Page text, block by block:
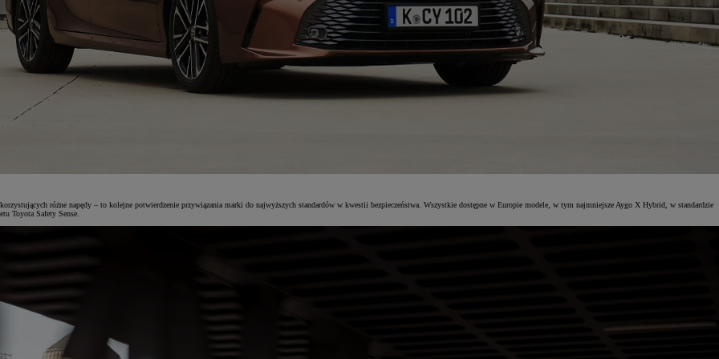
różne napędy – to kolejne potwierdzenie przywiązania marki do najwyższych standardów w kwestii bezpieczeństwa. Wszystkie dostępne w Europie modele, w tym najmniejsze Aygo X Hybrid, w standardzie
Toyota Safety Sense.